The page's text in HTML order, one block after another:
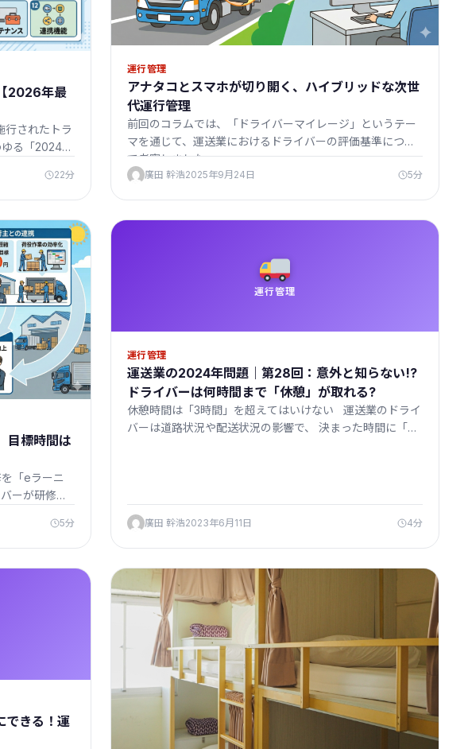
2026年最
されたトラ
ゆる「2024
22分
運行管理
アナタコとスマホが切り開く、ハイブリッドな次世
代運行管理
前回のコラムでは、「ドライバーマイレージ」というテー
マを通じて、運送業におけるドライバーの評価基準につい
て考察しました。…
廣田 幹浩2025年9月24日 5分
目標時間は
「eラーニ
ーが研修受
5分
運行管理
運行管理
運送業の2024年問題｜第28回：意外と知らない!?
ドライバーは何時間まで「休憩」が取れる?
休憩時間は「3時間」を超えてはいけない 運送業のドライ
バーは道路状況や配送状況の影響で、 決まった時間に「…
廣田 幹浩2023年6月11日 4分
できる！運